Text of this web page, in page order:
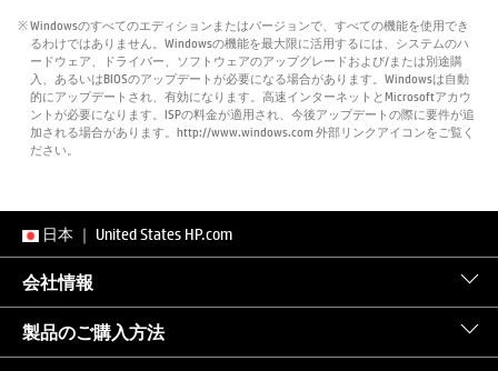
※ Windowsのすべてのエディションまたはバージョンで、すべての機能を使用でき
るわけではありません。Windowsの機能を最大限に活用するには、システムのハ
ードウェア、ドライバー、ソフトウェアのアップグレードおよび/または別途購
入、あるいはBIOSのアップデートが必要になる場合があります。Windowsは自動
的にアップデートされ、有効になります。高速インターネットとMicrosoftアカウ
ントが必要になります。ISPの料金が適用され、今後アップデートの際に要件が追
加される場合があります。http://www.windows.com 外部リンクアイコンをご覧く
ださい。
日本 ｜ United States HP.com
会社情報
製品のご購入方法